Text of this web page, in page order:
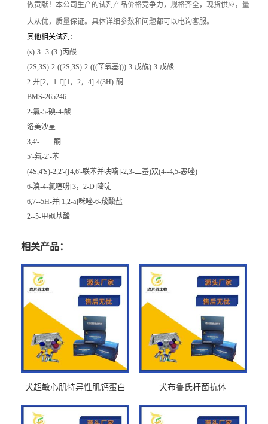
做贡献！本公司生产的试剂产品价格竞争力，规格齐全，现货供应，量
大从优，质量保证。具体详细参数和问题都可以电询客服。
其他相关试剂：
(s)-3--3-(3-)丙酸
(2S,3S)-2-((2S,3S)-2-(((苄氧基)))-3-戊酰)-3-戊酸
2-并[2，1-f][1，2，4]-4(3H)-酮
BMS-265246
2-氯-5-碘-4-酸
洛美沙星
3,4'-二二酮
5′-氟-2′-苯
(4S,4'S)-2,2'-([4,6'-联苯并呋喃]-2,3-二基)双(4--4,5-恶唑)
6-溴-4-氯噻吩[3，2-D]嘧啶
6,7--5H-并[1,2-a]咪唑-6-羧酸盐
2--5-甲砜基酸
相关产品：
犬超敏心肌特异性肌钙蛋白
犬布鲁氏杆菌抗体